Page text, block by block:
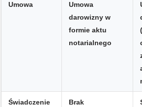
Umowa
Umowa
darowizny w
formie aktu
notarialnego
Świadczenie
Brak